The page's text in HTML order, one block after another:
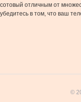
сотовый отличным от
убедитесь в том, что ваш
©